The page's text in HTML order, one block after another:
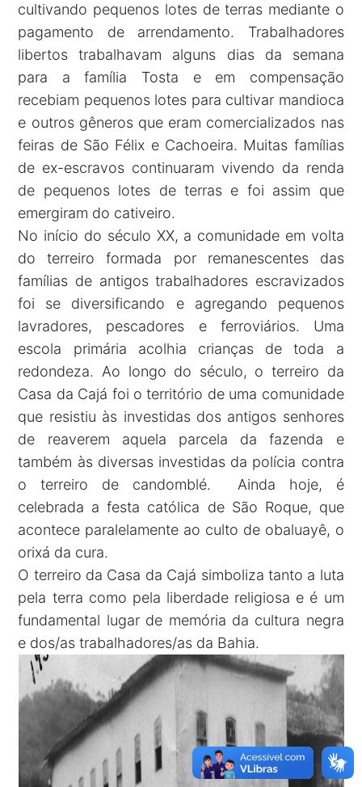
cultivando pequenos lotes de terras mediante o
pagamento de arrendamento. Trabalhadores
libertos trabalhavam alguns dias da semana
para a família Tosta e em compensação
recebiam pequenos lotes para cultivar mandioca
e outros gêneros que eram comercializados nas
feiras de São Félix e Cachoeira. Muitas famílias
de ex-escravos continuaram vivendo da renda
de pequenos lotes de terras e foi assim que
emergiram do cativeiro.
No início do século XX, a comunidade em volta
do terreiro formada por remanescentes das
famílias de antigos trabalhadores escravizados
foi se diversificando e agregando pequenos
lavradores, pescadores e ferroviários. Uma
escola primária acolhia crianças de toda a
redondeza. Ao longo do século, o terreiro da
Casa da Cajá foi o território de uma comunidade
que resistiu às investidas dos antigos senhores
de reaverem aquela parcela da fazenda e
também às diversas investidas da polícia contra
o terreiro de candomblé. Ainda hoje, é
celebrada a festa católica de São Roque, que
acontece paralelamente ao culto de obaluayê, o
orixá da cura.
O terreiro da Casa da Cajá simboliza tanto a luta
pela terra como pela liberdade religiosa e é um
fundamental lugar de memória da cultura negra
e dos/as trabalhadores/as da Bahia.